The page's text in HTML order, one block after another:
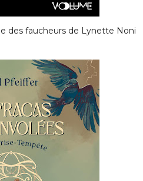
des faucheurs de Lynette Noni